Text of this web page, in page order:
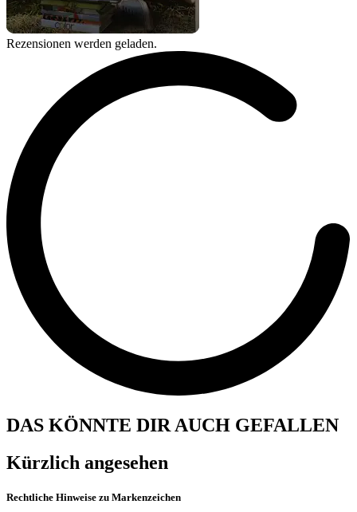
Rezensionen werden geladen.
DAS KÖNNTE DIR AUCH GEFALLEN
Kürzlich angesehen
Rechtliche Hinweise zu Markenzeichen